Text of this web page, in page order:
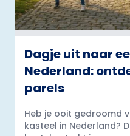
Dagje uit naar
Nederland:
parels
Heb je ooit gedroomd
kasteel in Nederland?